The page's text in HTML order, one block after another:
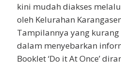
kini mudah diakses
oleh Kelurahan
Tampilannya yang
dalam menyebarkan
Booklet ‘Do it At Once’